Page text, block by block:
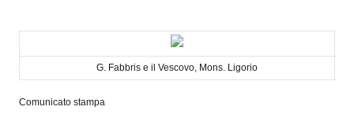
G. Fabbris e il Vescovo, Mons. Ligorio
Comunicato stampa